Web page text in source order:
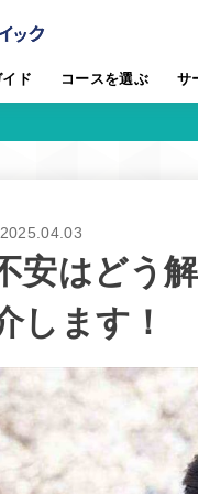
ド コースを選ぶ サ
2025.04.03
安はどう
します！